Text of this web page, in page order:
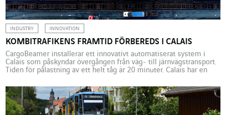
INDUSTRY INNOVATION
KOMBITRAFIKENS FRAMTID FÖRBEREDS I CALAIS
CargoBeamer installerar ett innovativt automatiserat system i
Calais som påskyndar övergången från väg- till järnvägstransport.
Tiden för pålastning av ett helt tåg är 20 minuter. Calais har en
Storbritannien och är på väg att bli ett riktmärke inom
kombitransporter. Det tyska företaget CargoBeamer håller här på
att slutföra installationen […]